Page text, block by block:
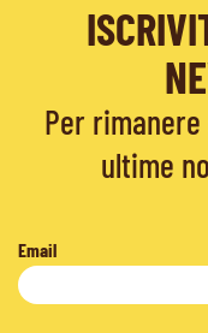
Per
ultime
Email